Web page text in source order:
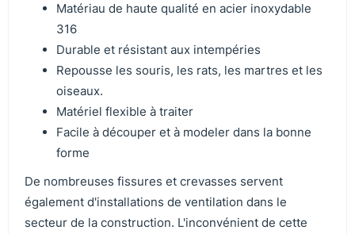
Matériau de haute qualité en acier inoxydable
316
Durable et résistant aux intempéries
Repousse les souris, les rats, les martres et les
oiseaux.
Matériel flexible à traiter
Facile à découper et à modeler dans la bonne
forme
De nombreuses fissures et crevasses servent
également d'installations de ventilation dans le
secteur de la construction. L'inconvénient de cette